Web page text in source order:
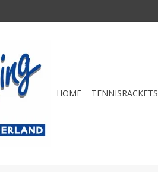
HOME TENNISRACKETS